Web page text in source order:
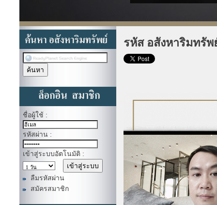
ชื่อผู้ใช้ :
รหัสผ่าน :
เข้าสู่ระบบอัตโนมัติ :
ลืมรหัสผ่าน
สมัครสมาชิก
รหัส อสังหาริมทรัพ